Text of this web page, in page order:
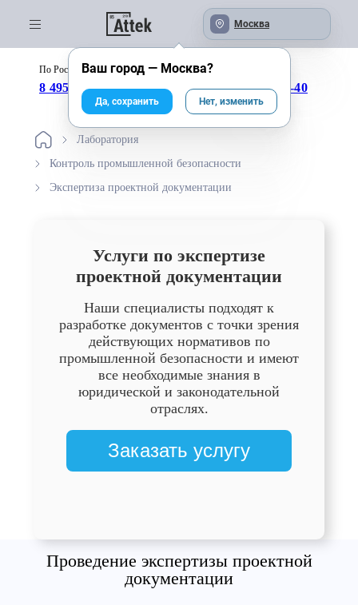
Москва
По России бесплатно:
8 495 246-04-43 8 800 333-25-40
Лаборатория
Контроль промышленной безопасности
Экспертиза проектной документации
Услуги по экспертизе
проектной документации
Наши специалисты подходят к
разработке документов с точки зрения
действующих нормативов по
промышленной безопасности и имеют
все необходимые знания в
юридической и законодательной
отраслях.
Заказать услугу
Проведение экспертизы проектной
документации
Ваш город — Москва?
Да, сохранить Нет, изменить